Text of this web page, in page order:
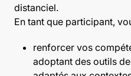
distanciel.
En tant que participant,
renforcer vos
adoptant des outils